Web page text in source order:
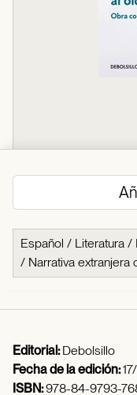
Español / Literatura /
/ Narrativa extranjera
Editorial:Debolsillo
Fecha de la edición:
ISBN:978-84-9793-